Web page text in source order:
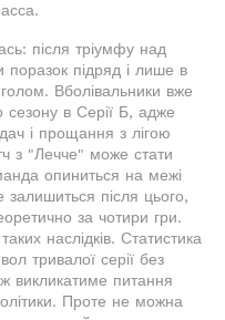
після тріумфу над
підряд і лише в
голом. Вболівальники вже
сезону в Серії Б, адже
і прощання з лігою
з "Лечче" може стати
опиниться на межі
залишиться після цього,
за чотири гри.
наслідків. Статистика
тривалої серії без
викликатиме питання
Проте не можна